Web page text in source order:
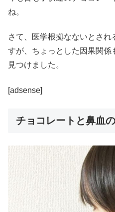
ね。
さて、医学根拠なないとさ
すが、ちょっとした因果関係
見つけました。
[adsense]
チョコレートと鼻血